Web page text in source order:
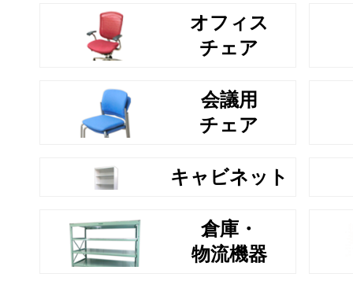
オフィス
チェア
会議用
チェア
キャビネット
倉庫・
物流機器